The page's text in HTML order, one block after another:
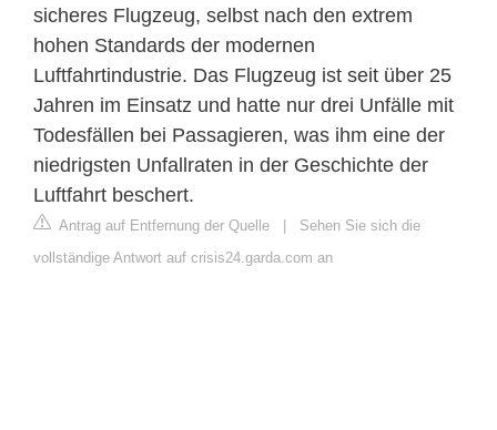
sicheres Flugzeug, selbst nach den extrem
hohen Standards der modernen
Luftfahrtindustrie. Das Flugzeug ist seit über 25
Jahren im Einsatz und hatte nur drei Unfälle mit
Todesfällen bei Passagieren, was ihm eine der
niedrigsten Unfallraten in der Geschichte der
Luftfahrt beschert.
Antrag auf Entfernung der Quelle | Sehen Sie sich die
vollständige Antwort auf crisis24.garda.com an